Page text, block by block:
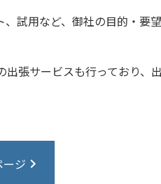
試用など、御社の目的・
張サービスも行っており
ジ